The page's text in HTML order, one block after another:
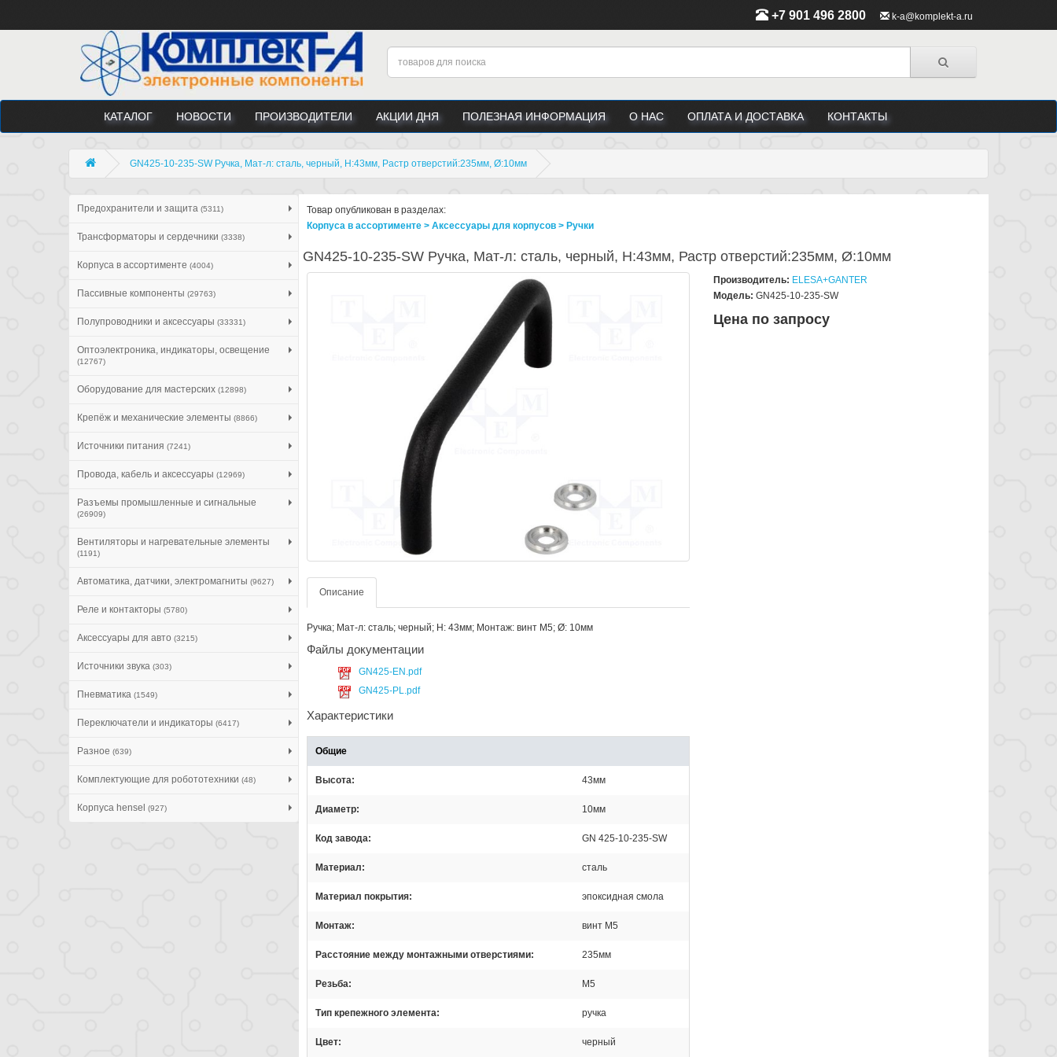
+7 901 496 2800 k-a@komplekt-a.ru
КАТАЛОГ НОВОСТИ ПРОИЗВОДИТЕЛИ АКЦИИ ДНЯ ПОЛЕЗНАЯ ИНФОРМАЦИЯ О НАС ОПЛАТА И ДОСТАВКА КОНТАКТЫ
GN425-10-235-SW Ручка, Мат-л: сталь, черный, H:43мм, Растр отверстий:235мм, Ø:10мм
Предохранители и защита (5311)
Трансформаторы и сердечники (3338)
Корпуса в ассортименте (4004)
Пассивные компоненты (29763)
Полупроводники и аксессуары (33331)
Оптоэлектроника, индикаторы, освещение
(12767)
Оборудование для мастерских (12898)
Крепёж и механические элементы (8866)
Источники питания (7241)
Провода, кабель и аксессуары (12969)
Разъемы промышленные и сигнальные
(26909)
Вентиляторы и нагревательные элементы
(1191)
Автоматика, датчики, электромагниты (9627)
Реле и контакторы (5780)
Аксессуары для авто (3215)
Источники звука (303)
Пневматика (1549)
Переключатели и индикаторы (6417)
Разное (639)
Комплектующие для робототехники (48)
Корпуса hensel (927)
Товар опубликован в разделах:
Корпуса в ассортименте > Аксессуары для корпусов > Ручки
GN425-10-235-SW Ручка, Мат-л: сталь, черный, H:43мм, Растр отверстий:235мм, Ø:10мм
Описание
Ручка; Мат-л: сталь; черный; H: 43мм; Монтаж: винт М5; Ø: 10мм
Файлы документации
GN425-EN.pdf
GN425-PL.pdf
Характеристики
Общие
Высота 43мм
Диаметр 10мм
Код завода GN 425-10-235-SW
Материал сталь
Материал покрытия эпоксидная смола
Монтаж винт М5
Расстояние между монтажными отверстиями 235мм
Резьба M5
Тип крепежного элемента ручка
Цвет черный
Производитель: ELESA+GANTER
Модель: GN425-10-235-SW
Цена по запросу